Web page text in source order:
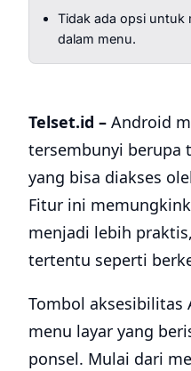
Tidak ada opsi untuk
dalam menu.
Telset.id – Android
tersembunyi berupa
yang bisa diakses
Fitur ini
menjadi lebih
tertentu seperti
Tombol aksesibilitas
menu layar yang
ponsel. Mulai dari